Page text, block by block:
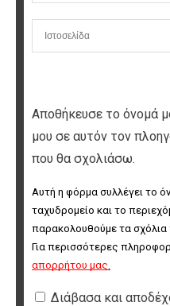
Αποθήκευσε το όνομά
μου σε αυτόν τον
που θα σχολιάσω.
Αυτή η φόρμα συλλέγει το
ταχυδρομείο και το
παρακολουθούμε τα σχόλια
Για περισσότερες
απορρήτου μας
Διάβασα και